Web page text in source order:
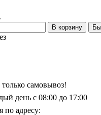
В корзину
самовывоз!
день с 08:00 до 17:00
по адресу: